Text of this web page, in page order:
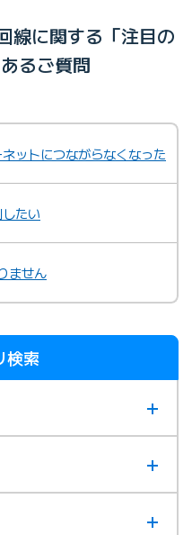
線に関する「注目の
るご質問
ットにつながらなくなった
たい
ません
検索